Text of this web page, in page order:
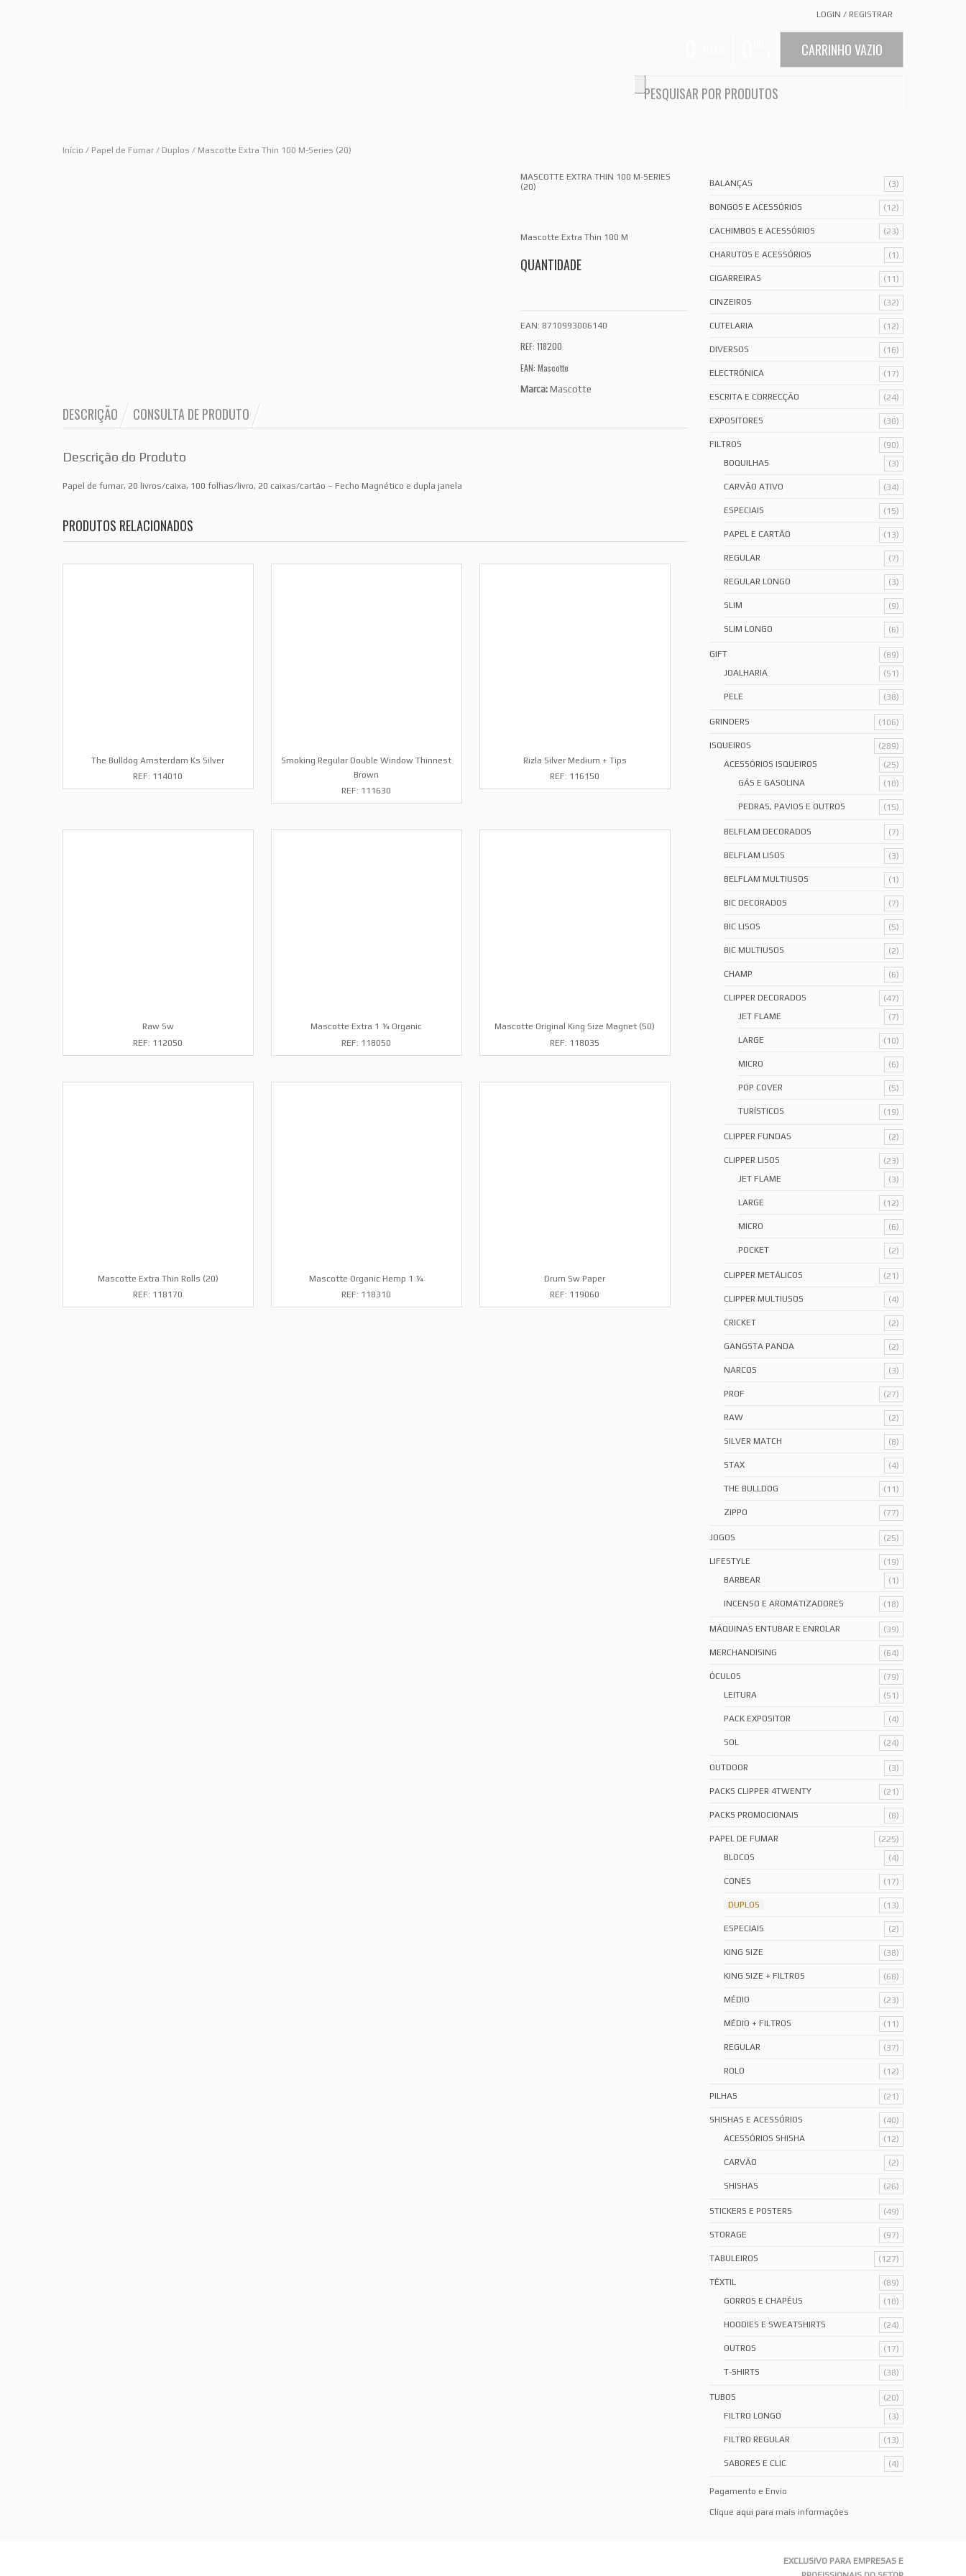
LOGIN / REGISTRAR
CARRINHO VAZIO
Início / Papel de Fumar / Duplos / Mascotte Extra Thin 100 M-Series (20)
MASCOTTE EXTRA THIN 100 M-SERIES
(20)
Mascotte Extra Thin 100 M
QUANTIDADE
EAN: 8710993006140
REF: 118200
EAN: Mascotte
Marca: Mascotte
DESCRIÇÃO CONSULTA DE PRODUTO
Descrição do Produto
Papel de fumar, 20 livros/caixa, 100 folhas/livro, 20 caixas/cartão – Fecho Magnético e dupla janela
PRODUTOS RELACIONADOS
The Bulldog Amsterdam Ks Silver
REF: 114010
Smoking Regular Double Window Thinnest
Brown
REF: 111630
Rizla Silver Medium + Tips
REF: 116150
Raw Sw
REF: 112050
Mascotte Extra 1 ¼ Organic
REF: 118050
Mascotte Original King Size Magnet (50)
REF: 118035
Mascotte Extra Thin Rolls (20)
REF: 118170
Mascotte Organic Hemp 1 ¼
REF: 118310
Drum Sw Paper
REF: 119060
BALANÇAS (3)
BONGOS E ACESSÓRIOS (12)
CACHIMBOS E ACESSÓRIOS (23)
CHARUTOS E ACESSÓRIOS (1)
CIGARREIRAS (11)
CINZEIROS (32)
CUTELARIA (12)
DIVERSOS (16)
ELECTRÓNICA (17)
ESCRITA E CORRECÇÃO (24)
EXPOSITORES (30)
FILTROS
(90)
BOQUILHAS
(3)
CARVÃO ATIVO (34)
ESPECIAIS (15)
PAPEL E CARTÃO (13)
REGULAR (7)
REGULAR LONGO (3)
SLIM (9)
SLIM LONGO (6)
GIFT
(89)
JOALHARIA
(51)
PELE (38)
GRINDERS (106)
ISQUEIROS
(289)
ACESSÓRIOS ISQUEIROS
(25)
GÁS E GASOLINA
(10)
PEDRAS, PAVIOS E OUTROS (15)
BELFLAM DECORADOS (7)
BELFLAM LISOS (3)
BELFLAM MULTIUSOS (1)
BIC DECORADOS (7)
BIC LISOS (5)
BIC MULTIUSOS (2)
CHAMP (6)
CLIPPER DECORADOS
(47)
JET FLAME
(7)
LARGE (10)
MICRO (6)
POP COVER (5)
TURÍSTICOS (19)
CLIPPER FUNDAS (2)
CLIPPER LISOS
(23)
JET FLAME
(3)
LARGE (12)
MICRO (6)
POCKET (2)
CLIPPER METÁLICOS (21)
CLIPPER MULTIUSOS (4)
CRICKET (2)
GANGSTA PANDA (2)
NARCOS (3)
PROF (27)
RAW (2)
SILVER MATCH (8)
STAX (4)
THE BULLDOG (11)
ZIPPO (77)
JOGOS (25)
LIFESTYLE
(19)
BARBEAR
(1)
INCENSO E AROMATIZADORES (18)
MÁQUINAS ENTUBAR E ENROLAR (39)
MERCHANDISING (64)
ÓCULOS
(79)
LEITURA
(51)
PACK EXPOSITOR (4)
SOL (24)
OUTDOOR (3)
PACKS CLIPPER 4TWENTY (21)
PACKS PROMOCIONAIS (8)
PAPEL DE FUMAR
(225)
BLOCOS
(4)
CONES (17)
DUPLOS (13)
ESPECIAIS (2)
KING SIZE (38)
KING SIZE + FILTROS (68)
MÉDIO (23)
MÉDIO + FILTROS (11)
REGULAR (37)
ROLO (12)
PILHAS (21)
SHISHAS E ACESSÓRIOS
(40)
ACESSÓRIOS SHISHA
(12)
CARVÃO (2)
SHISHAS (26)
STICKERS E POSTERS (49)
STORAGE (97)
TABULEIROS (127)
TÊXTIL
(89)
GORROS E CHAPÉUS
(10)
HOODIES E SWEATSHIRTS (24)
OUTROS (17)
T-SHIRTS (38)
TUBOS
(20)
FILTRO LONGO
(3)
FILTRO REGULAR (13)
SABORES E CLIC (4)
Pagamento e Envio
Clique aqui para mais informações
EXCLUSIVO PARA EMPRESAS E